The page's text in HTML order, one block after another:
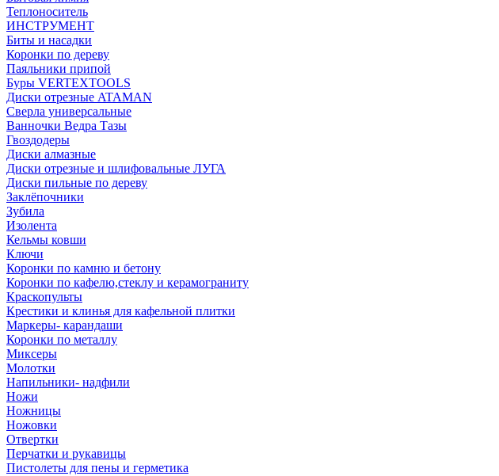
Теплоноситель
ИНСТРУМЕНТ
Биты и насадки
Коронки по дереву
Паяльники припой
Буры VERTEXTOOLS
Диски отрезные ATAMAN
Сверла универсальные
Ванночки Ведра Тазы
Гвоздодеры
Диски алмазные
Диски отрезные и шлифовальные ЛУГА
Диски пильные по дереву
Заклёпочники
Зубила
Изолента
Кельмы ковши
Ключи
Коронки по камню и бетону
Коронки по кафелю,стеклу и керамограниту
Краскопульты
Крестики и клинья для кафельной плитки
Маркеры- карандаши
Коронки по металлу
Миксеры
Молотки
Напильники- надфили
Ножи
Ножницы
Ножовки
Отвертки
Перчатки и рукавицы
Пистолеты для пены и герметика